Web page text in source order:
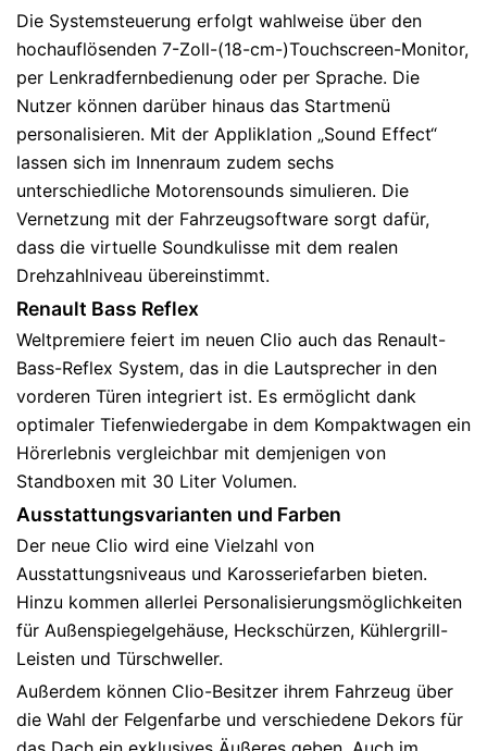
Die Systemsteuerung erfolgt wahlweise über den
hochauflösenden 7-Zoll-(18-cm-)Touchscreen-Monitor,
per Lenkradfernbedienung oder per Sprache. Die
Nutzer können darüber hinaus das Startmenü
personalisieren. Mit der Appliklation „Sound Effect“
lassen sich im Innenraum zudem sechs
unterschiedliche Motorensounds simulieren. Die
Vernetzung mit der Fahrzeugsoftware sorgt dafür,
dass die virtuelle Soundkulisse mit dem realen
Drehzahlniveau übereinstimmt.
Renault Bass Reflex
Weltpremiere feiert im neuen Clio auch das Renault-
Bass-Reflex System, das in die Lautsprecher in den
vorderen Türen integriert ist. Es ermöglicht dank
optimaler Tiefenwiedergabe in dem Kompaktwagen ein
Hörerlebnis vergleichbar mit demjenigen von
Standboxen mit 30 Liter Volumen.
Ausstattungsvarianten und Farben
Der neue Clio wird eine Vielzahl von
Ausstattungsniveaus und Karosseriefarben bieten.
Hinzu kommen allerlei Personalisierungsmöglichkeiten
für Außenspiegelgehäuse, Heckschürzen, Kühlergrill-
Leisten und Türschweller.
Außerdem können Clio-Besitzer ihrem Fahrzeug über
die Wahl der Felgenfarbe und verschiedene Dekors für